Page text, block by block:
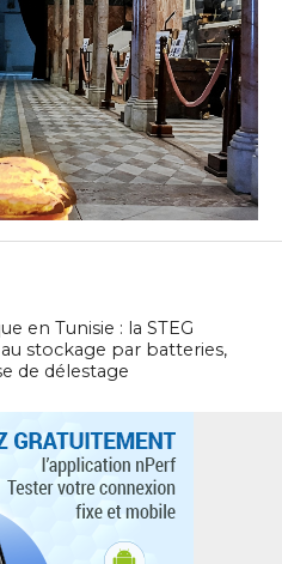
en Tunisie : la STEG
stockage par batteries,
de délestage